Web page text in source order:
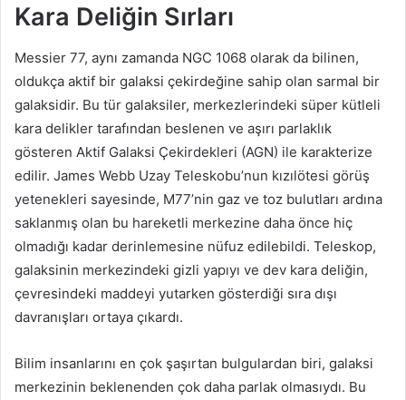
Kara Deliğin Sırları
Messier 77, aynı zamanda NGC 1068 olarak da bilinen,
oldukça aktif bir galaksi çekirdeğine sahip olan sarmal bir
galaksidir. Bu tür galaksiler, merkezlerindeki süper kütleli
kara delikler tarafından beslenen ve aşırı parlaklık
gösteren Aktif Galaksi Çekirdekleri (AGN) ile karakterize
edilir. James Webb Uzay Teleskobu’nun kızılötesi görüş
yetenekleri sayesinde, M77’nin gaz ve toz bulutları ardına
saklanmış olan bu hareketli merkezine daha önce hiç
olmadığı kadar derinlemesine nüfuz edilebildi. Teleskop,
galaksinin merkezindeki gizli yapıyı ve dev kara deliğin,
çevresindeki maddeyi yutarken gösterdiği sıra dışı
davranışları ortaya çıkardı.
Bilim insanlarını en çok şaşırtan bulgulardan biri, galaksi
merkezinin beklenenden çok daha parlak olmasıydı. Bu